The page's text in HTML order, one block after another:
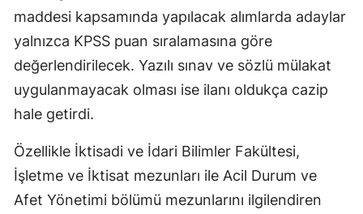
maddesi kapsamında yapılacak alımlarda adaylar
yalnızca KPSS puan sıralamasına göre
değerlendirilecek. Yazılı sınav ve sözlü mülakat
uygulanmayacak olması ise ilanı oldukça cazip
hale getirdi.
Özellikle İktisadi ve İdari Bilimler Fakültesi,
İşletme ve İktisat mezunları ile Acil Durum ve
Afet Yönetimi bölümü mezunlarını ilgilendiren